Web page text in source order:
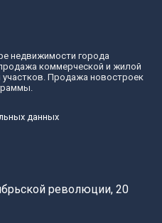
недвижимости города
коммерческой и жилой
Продажа новостроек
данных
революции, 20